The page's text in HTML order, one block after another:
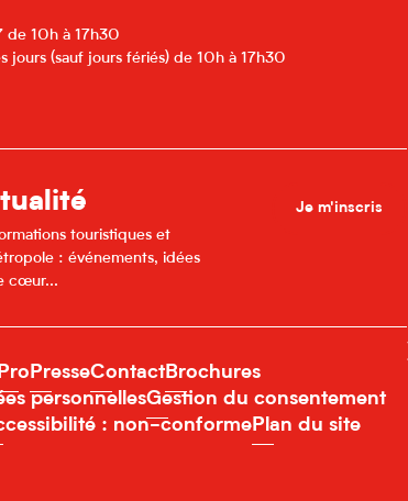
de 10h à 17h30
jours (sauf jours fériés) de 10h à 17h30
touristiques et
: événements, idées
cœur...
Je m'inscris
Pro PresseContactBrochures
personnellesGestion du consentement
: non-conforme Plan du site